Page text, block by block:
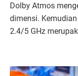
Dolby Atmos
dimensi.
2.4/5 GHz